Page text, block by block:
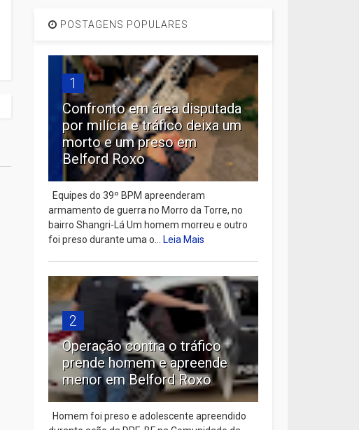
POSTAGENS POPULARES
1
Confronto em área disputada
por milícia e tráfico deixa um
morto e um preso em
Belford Roxo
Equipes do 39º BPM apreenderam
armamento de guerra no Morro da Torre, no
bairro Shangri-Lá Um homem morreu e outro
foi preso durante uma o...Leia Mais
2
Operação contra o tráfico
prende homem e apreende
menor em Belford Roxo
Homem foi preso e adolescente apreendido